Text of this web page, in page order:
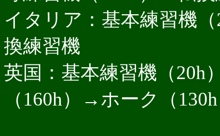
イタリア：基本練習機
換練習機
英国：基本練習機（
（160h）→ホーク（